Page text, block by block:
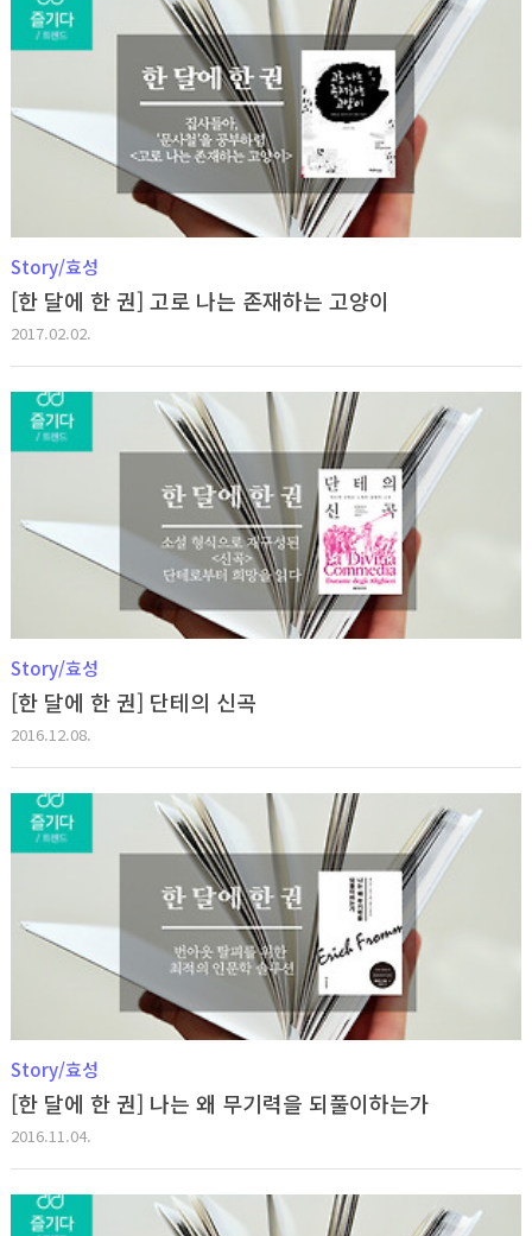
Story/효성
[한 달에 한 권] 고로 나는 존재하는 고양이
2017.02.02.
Story/효성
[한 달에 한 권] 단테의 신곡
2016.12.08.
Story/효성
[한 달에 한 권] 나는 왜 무기력을 되풀이하는가
2016.11.04.